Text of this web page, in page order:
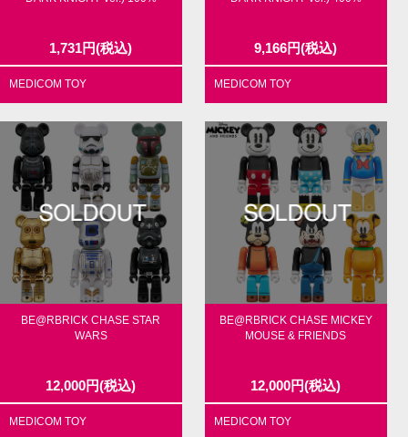
1,731円(税込)
MEDICOM TOY
9,166円(税込)
MEDICOM TOY
BE@RBRICK CHASE STAR
WARS
12,000円(税込)
MEDICOM TOY
BE@RBRICK CHASE MICKEY
MOUSE & FRIENDS
12,000円(税込)
MEDICOM TOY